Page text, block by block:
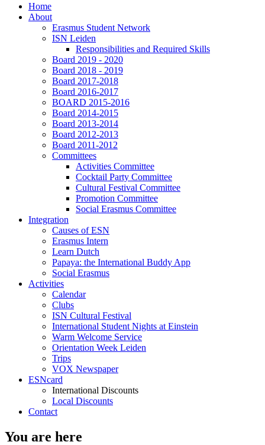
Home
About
Erasmus Student Network
ISN Leiden
Responsibilities and Required Skills
Board 2019 - 2020
Board 2018 - 2019
Board 2017-2018
Board 2016-2017
BOARD 2015-2016
Board 2014-2015
Board 2013-2014
Board 2012-2013
Board 2011-2012
Committees
Activities Committee
Cocktail Party Committee
Cultural Festival Committee
Promotion Committee
Social Erasmus Committee
Integration
Causes of ESN
Erasmus Intern
Learn Dutch
Papaya: the International Buddy App
Social Erasmus
Activities
Calendar
Clubs
ISN Cultural Festival
International Student Nights at Einstein
Warm Welcome Service
Orientation Week Leiden
Trips
VOX Newspaper
ESNcard
International Discounts
Local Discounts
Contact
You are here